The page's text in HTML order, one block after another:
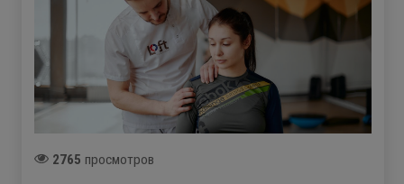
2765 просмотров